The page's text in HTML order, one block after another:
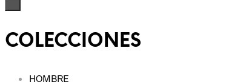
COLECCIONES
HOMBRE